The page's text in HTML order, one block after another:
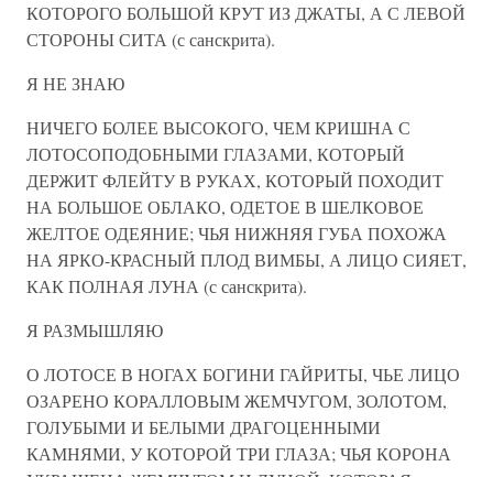
КОТОРОГО БОЛЬШОЙ КРУТ ИЗ ДЖАТЫ, А С ЛЕВОЙ
СТОРОНЫ СИТА (с санскрита).
Я НЕ ЗНАЮ
НИЧЕГО БОЛЕЕ ВЫСОКОГО, ЧЕМ КРИШНА С
ЛОТОСОПОДОБНЫМИ ГЛАЗАМИ, КОТОРЫЙ
ДЕРЖИТ ФЛЕЙТУ В РУКАХ, КОТОРЫЙ ПОХОДИТ
НА БОЛЬШОЕ ОБЛАКО, ОДЕТОЕ В ШЕЛКОВОЕ
ЖЕЛТОЕ ОДЕЯНИЕ; ЧЬЯ НИЖНЯЯ ГУБА ПОХОЖА
НА ЯРКО-КРАСНЫЙ ПЛОД ВИМБЫ, А ЛИЦО СИЯЕТ,
КАК ПОЛНАЯ ЛУНА (с санскрита).
Я РАЗМЫШЛЯЮ
О ЛОТОСЕ В НОГАХ БОГИНИ ГАЙРИТЫ, ЧЬЕ ЛИЦО
ОЗАРЕНО КОРАЛЛОВЫМ ЖЕМЧУГОМ, ЗОЛОТОМ,
ГОЛУБЫМИ И БЕЛЫМИ ДРАГОЦЕННЫМИ
КАМНЯМИ, У КОТОРОЙ ТРИ ГЛАЗА; ЧЬЯ КОРОНА